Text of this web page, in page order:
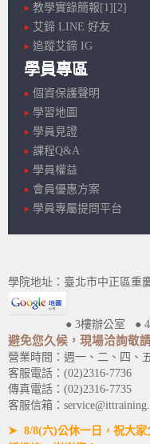
教學實錄簡報[1] [2]
艾鍗 LINE 好友
追蹤艾鍗 IG
學員專區
個資保護聲明
學習地圖
學員見證
課程Q&A
學員權益
會員優惠方案
學員專屬提問平台
學院地址：臺北市中正區重
● 3樓辦公室 ● 4
避免您久候，現場洽詢敬
營業時間：週一、二、四、
客服電話：(02)2316-7736
傳真電話：(02)2316-7735
客服信箱：
➤ 8/8(六)公休一日，祝大